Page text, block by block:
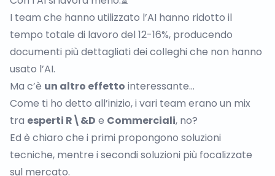
I team che hanno utilizzato l’AI hanno ridotto il
tempo totale di lavoro del 12-16%, producendo
documenti più dettagliati dei colleghi che non hanno
usato l’AI.
Ma c’è un altro effetto interessante…
Come ti ho detto all’inizio, i vari team erano un mix
tra esperti R\&D e Commerciali, no?
Ed è chiaro che i primi propongono soluzioni
tecniche, mentre i secondi soluzioni più focalizzate
sul mercato.